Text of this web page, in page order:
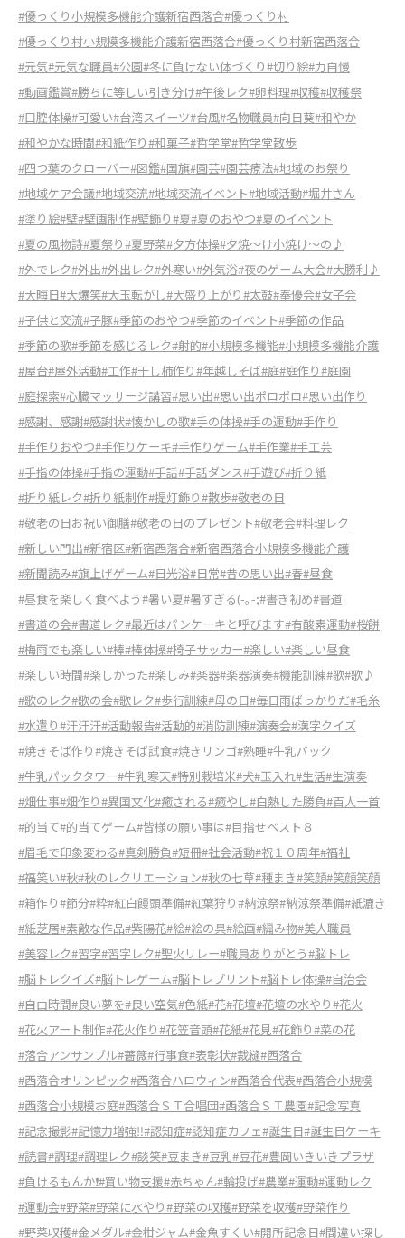
#優っくり小規模多機能介護新宿西落合#優っくり村
#優っくり村小規模多機能介護新宿西落合#優っくり村新宿西落合
#元気#元気な職員#公園#冬に負けない体づくり#切り絵#力自慢
#動画鑑賞#勝ちに等しい引き分け#午後レク#卵料理#収穫#収穫祭
#口腔体操#可愛い#台湾スイーツ#台風#名物職員#向日葵#和やか
#和やかな時間#和紙作り#和菓子#哲学堂#哲学堂散歩
#四つ葉のクローバー#図鑑#国旗#園芸#園芸療法#地域のお祭り
#地域ケア会議#地域交流#地域交流イベント#地域活動#堀井さん
#塗り絵#壁#壁画制作#壁飾り#夏#夏のおやつ#夏のイベント
#夏の風物詩#夏祭り#夏野菜#夕方体操#夕焼〜け小焼け〜の♪
#外でレク#外出#外出レク#外寒い#外気浴#夜のゲーム大会#大勝利♪
#大晦日#大爆笑#大玉転がし#大盛り上がり#太鼓#奉優会#女子会
#子供と交流#子豚#季節のおやつ#季節のイベント#季節の作品
#季節の歌#季節を感じるレク#射的#小規模多機能#小規模多機能介護
#屋台#屋外活動#工作#干し柿作り#年越しそば#庭#庭作り#庭園
#庭探索#心臓マッサージ講習#思い出#思い出ポロポロ#思い出作り
#感謝、感謝#感謝状#懐かしの歌#手の体操#手の運動#手作り
#手作りおやつ#手作りケーキ#手作りゲーム#手作業#手工芸
#手指の体操#手指の運動#手話#手話ダンス#手遊び#折り紙
#折り紙レク#折り紙制作#提灯飾り#散歩#敬老の日
#敬老の日お祝い御膳#敬老の日のプレゼント#敬老会#料理レク
#新しい門出#新宿区#新宿西落合#新宿西落合小規模多機能介護
#新聞読み#旗上げゲーム#日光浴#日常#昔の思い出#春#昼食
#昼食を楽しく食べよう#暑い夏#暑すぎる(-｡-;#書き初め#書道
#書道の会#書道レク#最近はパンケーキと呼びます#有酸素運動#桜餅
#梅雨でも楽しい#棒#棒体操#椅子サッカー#楽しい#楽しい昼食
#楽しい時間#楽しかった#楽しみ#楽器#楽器演奏#機能訓練#歌#歌♪
#歌のレク#歌の会#歌レク#歩行訓練#母の日#毎日雨ばっかりだ#毛糸
#水遣り#汗汗汗#活動報告#活動的#消防訓練#演奏会#漢字クイズ
#焼きそば作り#焼きそば試食#焼きリンゴ#熟睡#牛乳パック
#牛乳パックタワー#牛乳寒天#特別栽培米#犬#玉入れ#生活#生演奏
#畑仕事#畑作り#異国文化#癒される#癒やし#白熱した勝負#百人一首
#的当て#的当てゲーム#皆様の願い事は#目指せベスト８
#眉毛で印象変わる#真剣勝負#短冊#社会活動#祝１０周年#福祉
#福笑い#秋#秋のレクリエーション#秋の七草#種まき#笑顔#笑顔笑顔
#箱作り#節分#粋#紅白饅頭準備#紅葉狩り#納涼祭#納涼祭準備#紙漉き
#紙芝居#素敵な作品#紫陽花#絵#絵の具#絵画#編み物#美人職員
#美容レク#習字#習字レク#聖火リレー#職員ありがとう#脳トレ
#脳トレクイズ#脳トレゲーム#脳トレプリント#脳トレ体操#自治会
#自由時間#良い夢を#良い空気#色紙#花#花壇#花壇の水やり#花火
#花火アート制作#花火作り#花笠音頭#花紙#花見#花飾り#菜の花
#落合アンサンブル#薔薇#行事食#表彰状#裁縫#西落合
#西落合オリンピック#西落合ハロウィン#西落合代表#西落合小規模
#西落合小規模お庭#西落合ＳＴ合唱団#西落合ＳＴ農園#記念写真
#記念撮影#記憶力増強‼︎#認知症#認知症カフェ#誕生日#誕生日ケーキ
#読書#調理#調理レク#談笑#豆まき#豆乳#豆花#豊岡いきいきプラザ
#負けるもんか❗️#買い物支援#赤ちゃん#輪投げ#農業#運動#運動レク
#運動会#野菜#野菜に水やり#野菜の収穫#野菜を収穫#野菜作り
#野菜収穫#金メダル#金柑ジャム#金魚すくい#開所記念日#間違い探し